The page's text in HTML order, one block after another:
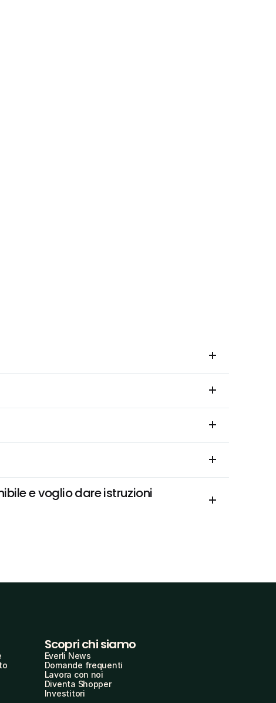
e voglio dare istruzioni
Scopri chi siamo
Everli News
Domande frequenti
Lavora con noi
Diventa Shopper
Investitori